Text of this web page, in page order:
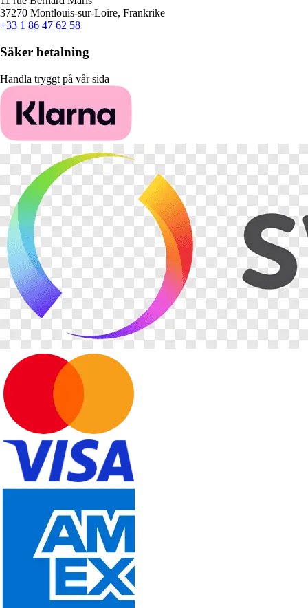
37270 Montlouis-sur-Loire, Frankrike
+33 1 86 47 62 58
Säker betalning
Handla tryggt på vår sida